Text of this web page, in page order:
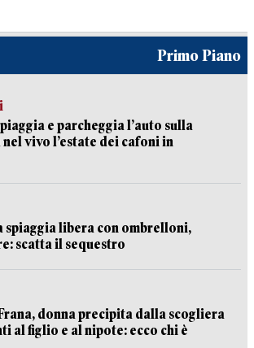
Primo Piano
e parcheggia l’auto sulla
vivo l’estate dei cafoni in
spiaggia libera con ombrelloni,
scatta il sequestro
donna precipita dalla scogliera
al figlio e al nipote: ecco chi è